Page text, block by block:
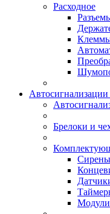
Расходное
Автосигнализации
Брелоки и
Модули